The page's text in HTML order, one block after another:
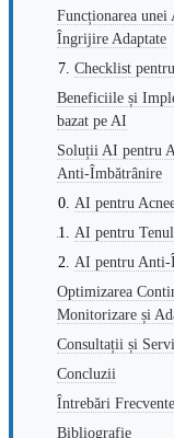
Funcționarea
Îngrijire Adaptate
Checklist
Beneficiile și
bazat pe AI
Soluții AI pentru
Anti-Îmbătrânire
AI pentru
AI pentru
AI pentru Anti-
Optimizarea
Monitorizare și
Consultații și
Concluzii
Întrebări Frecvente
Bibliografie